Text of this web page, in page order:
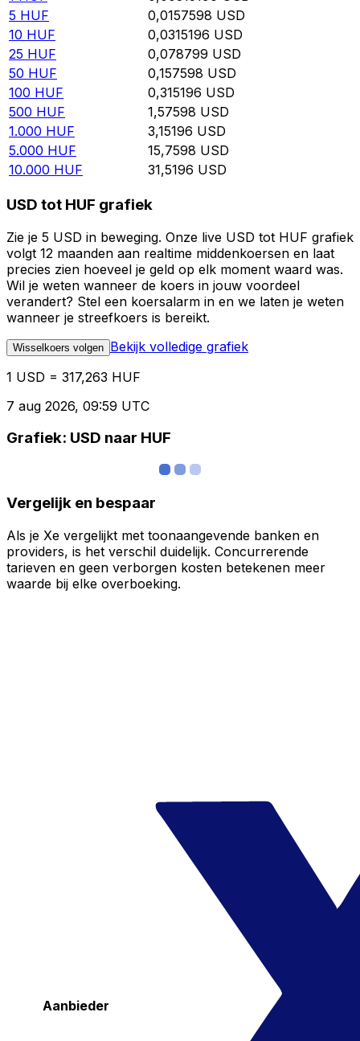
5 HUF 0,0157598 USD
10 HUF 0,0315196 USD
25 HUF 0,078799 USD
50 HUF 0,157598 USD
100 HUF 0,315196 USD
500 HUF 1,57598 USD
1.000 HUF 3,15196 USD
5.000 HUF 15,7598 USD
10.000 HUF 31,5196 USD
USD tot HUF grafiek
Zie je 5 USD in beweging. Onze live USD tot HUF grafiek
volgt 12 maanden aan realtime middenkoersen en laat
precies zien hoeveel je geld op elk moment waard was.
Wil je weten wanneer de koers in jouw voordeel
verandert? Stel een koersalarm in en we laten je weten
wanneer je streefkoers is bereikt.
Wisselkoers volgen Bekijk volledige grafiek
1 USD = 317,263 HUF
7 aug 2026, 09:59 UTC
Grafiek: USD naar HUF
Vergelijk en bespaar
Als je Xe vergelijkt met toonaangevende banken en
providers, is het verschil duidelijk. Concurrerende
tarieven en geen verborgen kosten betekenen meer
waarde bij elke overboeking.
Aanbieder